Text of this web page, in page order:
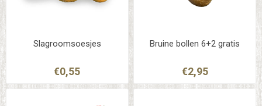
Slagroomsoesjes
€0,55
Bruine bollen 6+2 gratis
€2,95